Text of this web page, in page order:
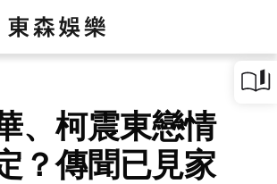
、柯震東戀情
？傳聞已見家